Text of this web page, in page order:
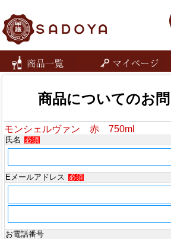
商品についてのお
モンシェルヴァン 赤 750ml
氏名 必須
Eメールアドレス 必須
お電話番号